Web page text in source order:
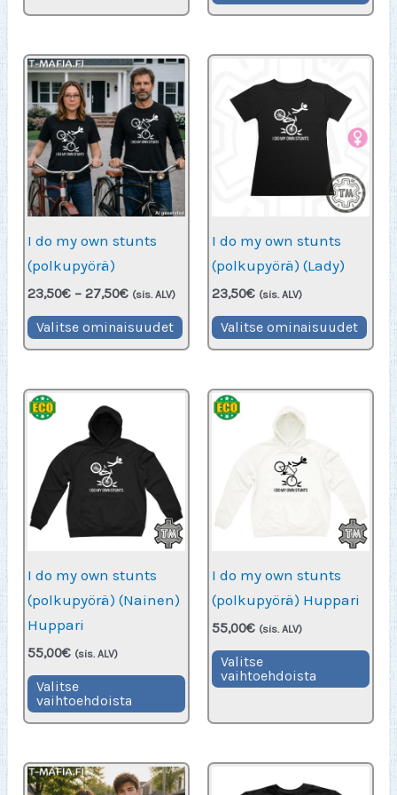
on
tehdä
valinnat
tuotteen
on
Voit
I do my own stunts
(polkupyörä)
23,50€ – 27,50€Hintaluokka:
-
27,50€
(sis. ALV)
Valitse ominaisuudet Tällä
tuotteella
useampi
muunnelma.
tuotteen
sivulla.
I do my own stunts
(polkupyörä) (Lady)
23,50€ (sis. ALV)
Valitse ominaisuudet
Voit
I do my own stunts
(polkupyörä) (Nainen)
Huppari
55,00€ (sis. ALV)
Valitse
vaihtoehdoista
Tällä
tuotteella
on
muunnelma.
I do my own stunts
(polkupyörä) Huppari
55,00€ (sis. ALV)
Valitse
vaihtoehdoista
Voit